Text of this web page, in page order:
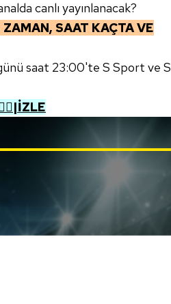
canlı yayınlanacak?
ZAMAN, SAAT KAÇTA VE
saat 23:00'te S Sport ve S